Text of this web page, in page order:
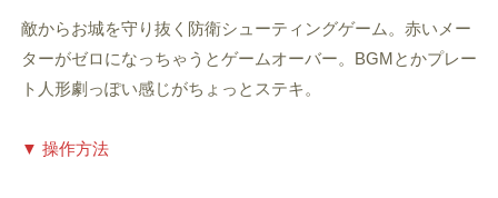
敵からお城を守り抜く防衛シューティングゲーム。赤いメー
ターがゼロになっちゃうとゲームオーバー。BGMとかプレー
ト人形劇っぽい感じがちょっとステキ。
▼ 操作方法